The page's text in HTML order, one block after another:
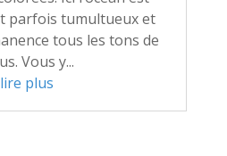
parfois tumultueux et
tous les tons de
Vous y...
lire plus